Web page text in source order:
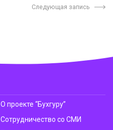
Следующая запись
О проекте “Бухгуру”
Сотрудничество со СМИ